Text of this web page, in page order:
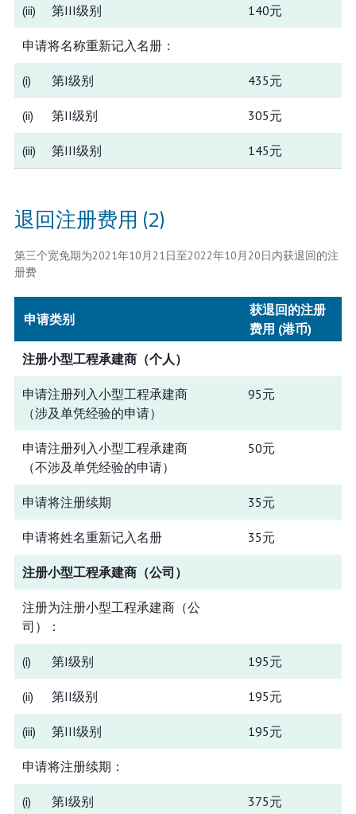
(iii) 第III级别 140元
申请将名称重新记入名册：
(i) 第I级别 435元
(ii) 第II级别 305元
(iii) 第III级别 145元
退回注册费用 (2)
第三个宽免期为2021年10月21日至2022年10月20日内获退回的注
册费
申请类别
获退回的注册
费用 (港币)
注册小型工程承建商（个人）
申请注册列入小型工程承建商
（涉及单凭经验的申请）
95元
申请注册列入小型工程承建商
（不涉及单凭经验的申请）
50元
申请将注册续期 35元
申请将姓名重新记入名册 35元
注册小型工程承建商（公司）
注册为注册小型工程承建商（公
司）：
(i) 第I级别 195元
(ii) 第II级别 195元
(iii) 第III级别 195元
申请将注册续期：
(i) 第I级别 375元